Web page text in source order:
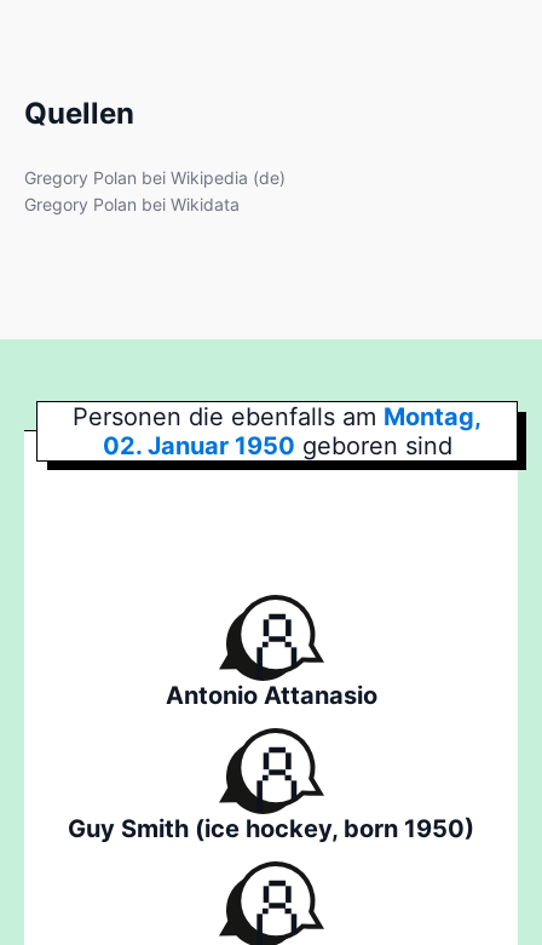
Quellen
Gregory Polan bei Wikipedia (de)
Gregory Polan bei Wikidata
Personen die ebenfalls am Montag,
02. Januar 1950 geboren sind
Antonio Attanasio
Guy Smith (ice hockey, born 1950)